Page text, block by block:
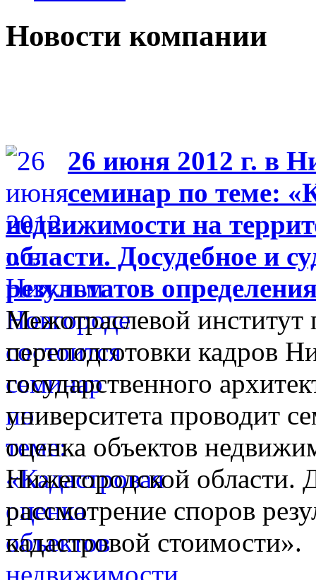
Новости компании
26 июня 2012 г. в
семинар по теме:
недвижимости на
области. Досудебное и
результатов
Межотраслевой
переподготовки кадров
государственного
университета проводит
оценка объектов
Нижегородской области.
рассмотрение споров
кадастровой стоимости».